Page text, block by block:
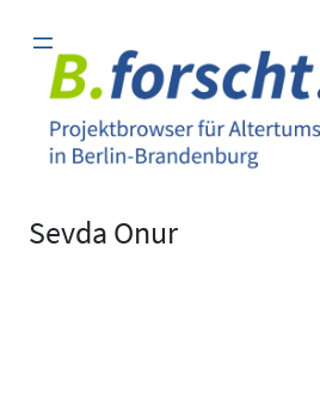
Inhalt
springen
Sevda Onur